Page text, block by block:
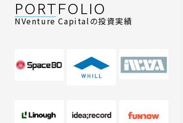
PORTFOLIO
NVenture Capitalの投資実績